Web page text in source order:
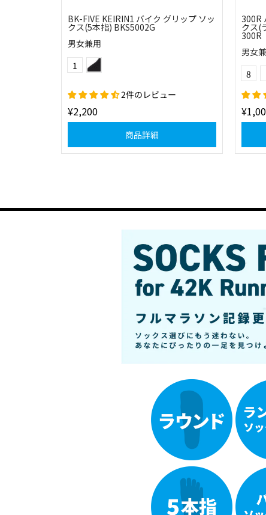
BK-FIVE KEIRIN1 バイク グリップ ソッ
クス(5本指) BKS5002G
男女兼用
Color
1
2件のレビュー
¥2,200
商品詳細
300R
クス(
300R
男女
Color
8
イエ